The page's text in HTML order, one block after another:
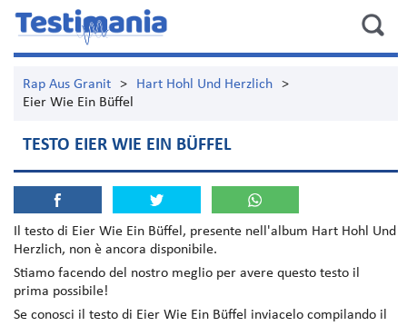
Rap Aus Granit > Hart Hohl Und Herzlich
>
Eier Wie Ein Büffel
TESTO EIER WIE EIN BÜFFEL
Il testo di Eier Wie Ein Büffel , presente nell'album Hart Hohl Und
Herzlich, non è ancora disponibile.
Stiamo facendo del nostro meglio per avere questo testo il
prima possibile!
Se conosci il testo di Eier Wie Ein Büffel inviacelo compilando il